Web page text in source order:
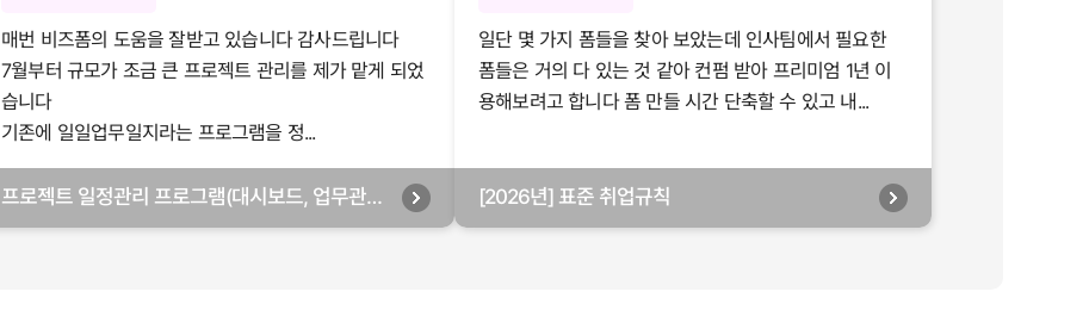
매번 비즈폼의 도움을 잘받고 있습니다 감사드립니다
7월부터 규모가 조금 큰 프로젝트 관리를 제가 맡게 되었
습니다
기존에 일일업무일지라는 프로그램을 정...
프로젝트 일정관리 프로그램(대시보드, 업무관리,
일단 몇 가지 폼들을 찾아 보았는데 인사팀에서 필요한
폼들은 거의 다 있는 것 같아 컨펌 받아 프리미엄 1년 이
용해보려고 합니다 폼 만들 시간 단축할 수 있고 내...
[2026년] 표준 취업규칙